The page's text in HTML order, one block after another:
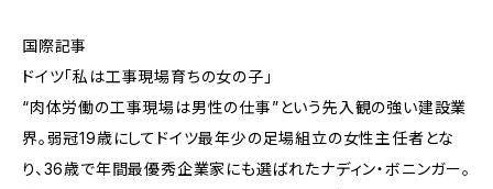
国際記事
ドイツ「私は工事現場育ちの女の子」
“肉体労働の工事現場は男性の仕事”という先入観の強い建設業
界。弱冠19歳にしてドイツ最年少の足場組立の女性主任者とな
り、36歳で年間最優秀企業家にも選ばれたナディン・ボニンガー。